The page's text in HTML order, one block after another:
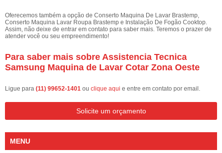
Oferecemos também a opção de Conserto Maquina De Lavar Brastemp,
Conserto Maquina Lavar Roupa Brastemp e Instalação De Fogão Cooktop.
Assim, não deixe de entrar em contato para saber mais. Teremos o prazer de
atender você ou seu empreendimento!
Para saber mais sobre Assistencia Tecnica
Samsung Maquina de Lavar Cotar Zona Oeste
Ligue para (11) 99652-1401 ou clique aqui e entre em contato por email.
Solicite um orçamento
MENU